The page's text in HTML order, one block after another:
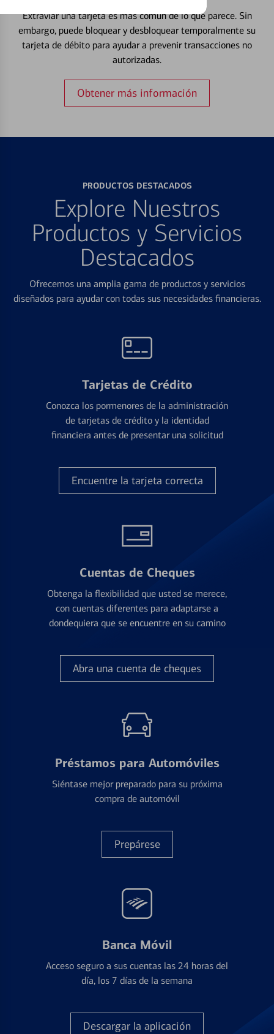
Extraviar una tarjeta es más común de lo que parece. Sin
embargo, puede bloquear y desbloquear temporalmente su
tarjeta de débito para ayudar a prevenir transacciones no
autorizadas.
Obtener más información
PRODUCTOS DESTACADOS
Explore Nuestros
Productos y Servicios
Destacados
Ofrecemos una amplia gama de productos y servicios
diseñados para ayudar con todas sus necesidades financieras.
Tarjetas de Crédito
Conozca los pormenores de la administración
de tarjetas de crédito y la identidad
financiera antes de presentar una solicitud
Encuentre la tarjeta correcta
Cuentas de Cheques
Obtenga la flexibilidad que usted se merece,
con cuentas diferentes para adaptarse a
dondequiera que se encuentre en su camino
Abra una cuenta de cheques
Préstamos para Automóviles
Siéntase mejor preparado para su próxima
compra de automóvil
Prepárese
Banca Móvil
Acceso seguro a sus cuentas las 24 horas del
día, los 7 días de la semana
Descargar la aplicación